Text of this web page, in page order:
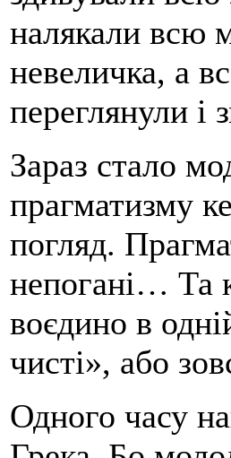
налякали всю
невеличка, а
переглянули і
Зараз стало
прагматизму
погляд.
непогані… Та
воєдино в
чисті», або
Одного часу